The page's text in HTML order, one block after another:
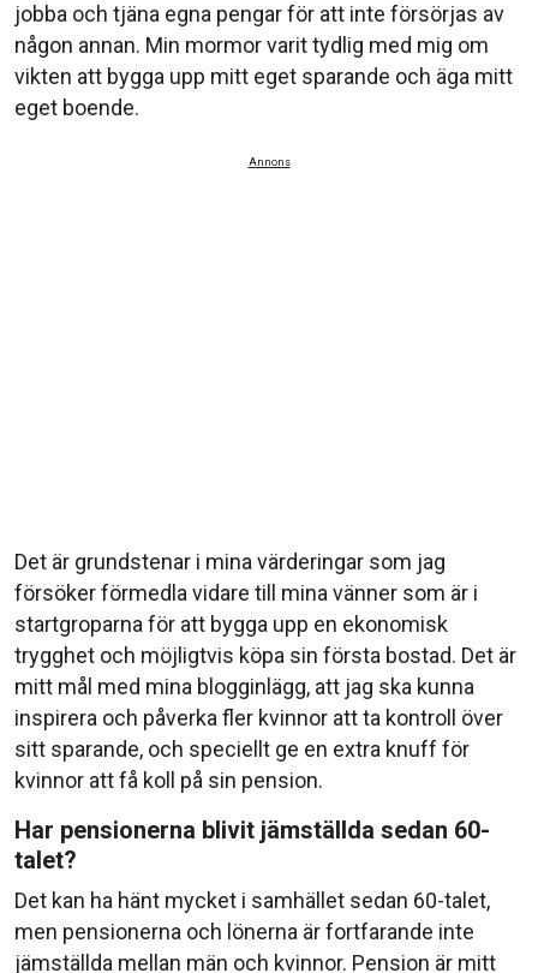
jobba och tjäna egna pengar för att inte försörjas av
någon annan. Min mormor varit tydlig med mig om
vikten att bygga upp mitt eget sparande och äga mitt
eget boende.
Annons
Det är grundstenar i mina värderingar som jag
försöker förmedla vidare till mina vänner som är i
startgroparna för att bygga upp en ekonomisk
trygghet och möjligtvis köpa sin första bostad. Det är
mitt mål med mina blogginlägg, att jag ska kunna
inspirera och påverka fler kvinnor att ta kontroll över
sitt sparande, och speciellt ge en extra knuff för
kvinnor att få koll på sin pension.
Har pensionerna blivit jämställda sedan 60-
talet?
Det kan ha hänt mycket i samhället sedan 60-talet,
men pensionerna och lönerna är fortfarande inte
jämställda mellan män och kvinnor. Pension är mitt